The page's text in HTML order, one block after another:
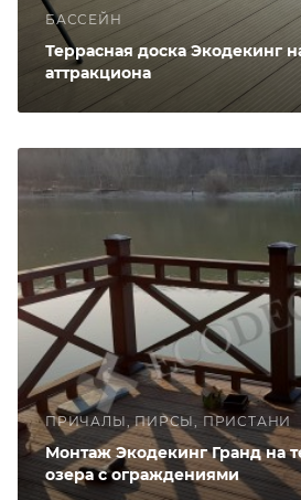
БАССЕЙН
Террасная доска Экодекинг
аттракциона
ПРИЧАЛЫ, ПИРСЫ, ПРИСТАНИ
Монтаж Экодекинг Гранд на
озера с ограждениями